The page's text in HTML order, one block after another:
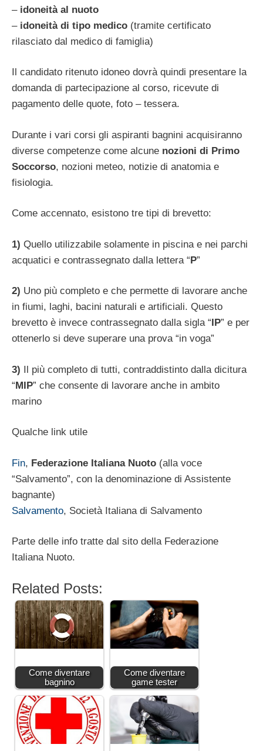
–idoneità al nuoto
–idoneità di tipo medico (tramite certificato
rilasciato dal medico di famiglia)
Il candidato ritenuto idoneo dovrà quindi presentare la
domanda di partecipazione al corso, ricevute di
pagamento delle quote, foto – tessera.
Durante i vari corsi gli aspiranti bagnini acquisiranno
diverse competenze come alcune nozioni di Primo
Soccorso, nozioni meteo, notizie di anatomia e
fisiologia.
Come accennato, esistono tre tipi di brevetto:
1) Quello utilizzabile solamente in piscina e nei parchi
acquatici e contrassegnato dalla lettera “P”
2) Uno più completo e che permette di lavorare anche
in fiumi, laghi, bacini naturali e artificiali. Questo
brevetto è invece contrassegnato dalla sigla “ IP” e per
ottenerlo si deve superare una prova “in voga”
3) Il più completo di tutti, contraddistinto dalla dicitura
“MIP” che consente di lavorare anche in ambito
marino
Qualche link utile
Fin, Federazione Italiana Nuoto (alla voce
“Salvamento”, con la denominazione di Assistente
bagnante)
Salvamento, Società Italiana di Salvamento
Parte delle info tratte dal sito della Federazione
Italiana Nuoto.
Related Posts:
Come diventare
bagnino
Come diventare
game tester